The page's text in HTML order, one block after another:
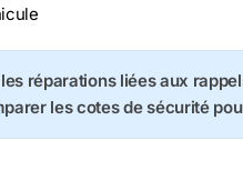
réparations liées aux
les cotes de sécurité